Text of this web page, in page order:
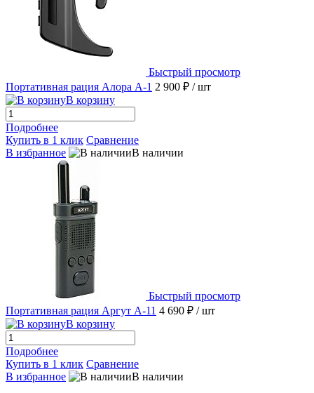
Быстрый просмотр
Портативная рация Алора А-1 2 900 ₽ / шт
В корзину
Подробнее
Купить в 1 клик Сравнение
В избранное
В наличии
Быстрый просмотр
Портативная рация Аргут А-11 4 690 ₽ / шт
В корзину
Подробнее
Купить в 1 клик Сравнение
В избранное
В наличии